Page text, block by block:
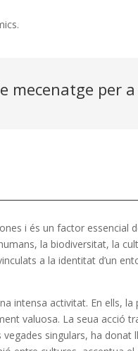
mecenatge per a
i és un factor essencial
la biodiversitat, la
a la identitat d’un
intensa activitat. En ells, la
valuosa. La seua acció
singulars, ha donat